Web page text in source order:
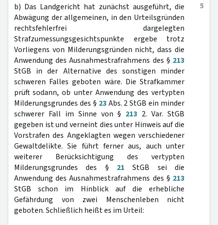
5
b) Das Landgericht hat zunächst ausgeführt, die
Abwägung der allgemeinen, in den Urteilsgründen
rechtsfehlerfrei dargelegten
Strafzumessungsgesichtspunkte ergebe trotz
Vorliegens von Milderungsgründen nicht, dass die
Anwendung des Ausnahmestrafrahmens des § 213
StGB in der Alternative des sonstigen minder
schweren Falles geboten wäre. Die Strafkammer
prüft sodann, ob unter Anwendung des vertypten
Milderungsgrundes des § 23Abs. 2 StGB ein minder
schwerer Fall im Sinne von § 213 2. Var. StGB
gegeben ist und verneint dies unter Hinweis auf die
Vorstrafen des Angeklagten wegen verschiedener
Gewaltdelikte. Sie führt ferner aus, auch unter
weiterer Berücksichtigung des vertypten
Milderungsgrundes des § 21 StGB sei die
Anwendung des Ausnahmestrafrahmens des § 213
StGB schon im Hinblick auf die erhebliche
Gefährdung von zwei Menschenleben nicht
geboten. Schließlich heißt es im Urteil: